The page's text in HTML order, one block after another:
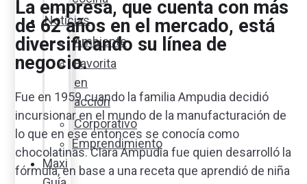
Noticias
Ambiente
Favorita
en
acción
Corporativo
Emprendimiento
Maxi
La empresa, que cuenta con más
de 62 años en el mercado, está
diversificando su línea de
negocio.
Fue en 1959 cuando la familia Ampudia decidió
incursionar en el mundo de la manufacturación de
lo que en ese entonces se conocía como
chocolatinas. Clara Ampudia fue quien desarrolló la
fórmula, en base a una receta que aprendió de niña